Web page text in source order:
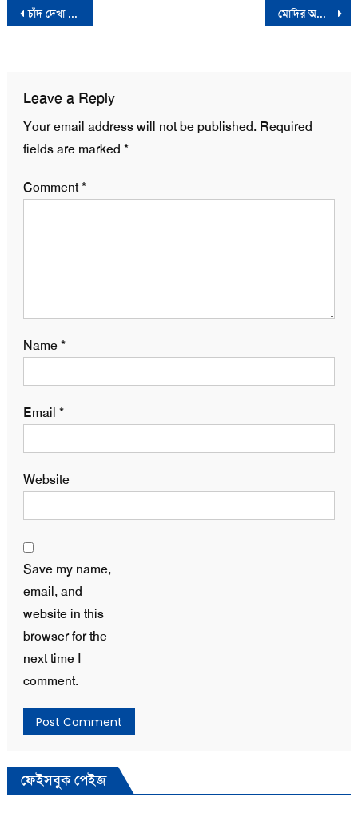
Post
চাঁদ দেখা গেছে সৌদি আরবে, রোজা শুরু সোমবার মোদির অরুণাচল সফর নিয়ে ভারত-চীন বাকযুদ্ধ
Leave a Reply
Your email address will not be published. Required
fields are marked *
Comment*
Name*
Email *
Website
Save my name,
email, and
website in this
browser for the
next time I
comment.
ফেইসবুক পেইজ